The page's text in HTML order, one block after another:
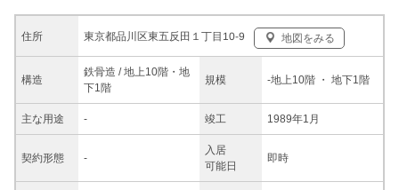
住所 東京都品川区東五反田１丁目10-9 地図をみる
構造
鉄骨造 / 地上10階・地
下1階
規模 -地上10階 ・ 地下1階
主な用途 - 竣工 1989年1月
契約形態 -
入居
可能日
即時